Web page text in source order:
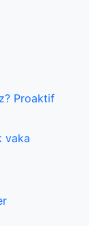
Proaktif
vaka